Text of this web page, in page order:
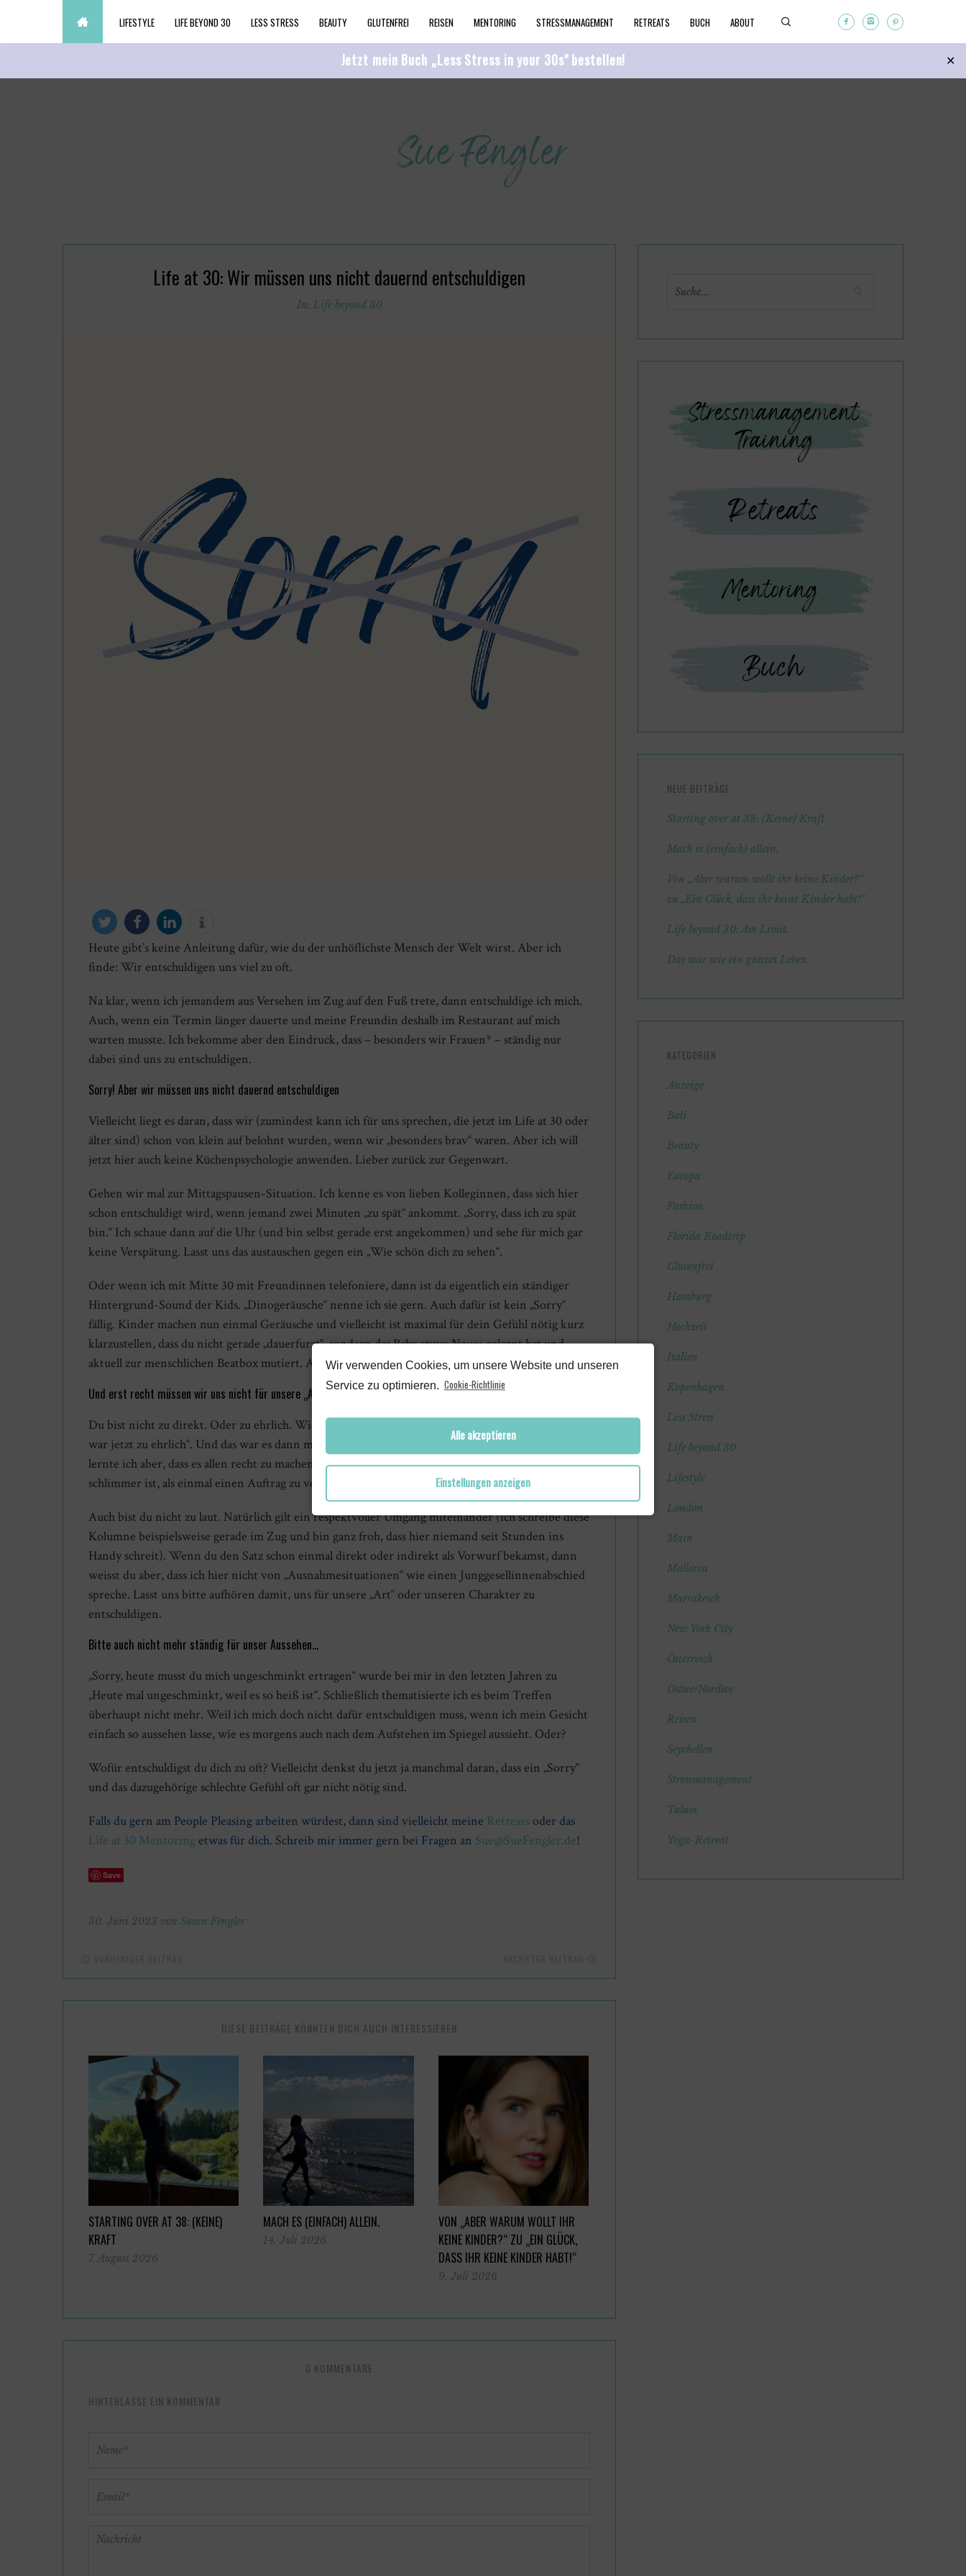
Wir verwenden Cookies, um unsere Website und unseren
Service zu optimieren. Cookie-Richtlinie
Alle akzeptieren
Einstellungen anzeigen
Jetzt mein Buch „Less Stress in your 30s" bestellen! ✕
LIFESTYLE LIFE BEYOND 30 LESS STRESS BEAUTY GLUTENFREI REISEN MENTORING STRESSMANAGEMENT RETREATS BUCH ABOUT Search
Life at 30: Wir müssen uns nicht dauernd entschuldigen
In: Life beyond 30
twittern teilen mitteilen info
Heute gibt’s keine Anleitung dafür, wie du der unhöflichste Mensch der Welt wirst. Aber ich
finde: Wir entschuldigen uns viel zu oft.
Na klar, wenn ich jemandem aus Versehen im Zug auf den Fuß trete, dann entschuldige ich mich.
Auch, wenn ein Termin länger dauerte und meine Freundin deshalb im Restaurant auf mich
warten musste. Ich bekomme aber den Eindruck, dass – besonders wir Frauen* – ständig nur
dabei sind uns zu entschuldigen.
Sorry! Aber wir müssen uns nicht dauernd entschuldigen
Vielleicht liegt es daran, dass wir (zumindest kann ich für uns sprechen, die jetzt im Life at 30 oder
älter sind) schon von klein auf belohnt wurden, wenn wir „besonders brav“ waren. Aber ich will
jetzt hier auch keine Küchenpsychologie anwenden. Lieber zurück zur Gegenwart.
Gehen wir mal zur Mittagspausen-Situation. Ich kenne es von lieben Kolleginnen, dass sich hier
schon entschuldigt wird, wenn jemand zwei Minuten „zu spät“ ankommt. „Sorry, dass ich zu spät
bin.“ Ich schaue dann auf die Uhr (und bin selbst gerade erst angekommen) und sehe für mich gar
keine Verspätung. Lasst uns das austauschen gegen ein „Wie schön dich zu sehen“.
Oder wenn ich mit Mitte 30 mit Freundinnen telefoniere, dann ist da eigentlich ein ständiger
Hintergrund-Sound der Kids. „Dinogeräusche“ nenne ich sie gern. Auch dafür ist kein „Sorry“
fällig. Kinder machen nun einmal Geräusche und vielleicht ist maximal für dein Gefühl nötig kurz
klarzustellen, dass du nicht gerade „dauerfurzt“, sondern das Baby etwas Neues gelernt hat und
aktuell zur menschlichen Beatbox mutiert. Aber davor muss kein „Sorry“.
Und erst recht müssen wir uns nicht für unsere „Art“ entschuldigen
Du bist nicht zu direkt. Oder zu ehrlich. Wie oft ich besonders beruflich schon dachte: „Shit, das
war jetzt zu ehrlich“. Und das war es dann manchmal für mein Gegenüber auch. Mit den Jahren
lernte ich aber, dass es allen recht zu machen und immer alles „wegzulächeln“ für mich viel
schlimmer ist, als einmal einen Auftrag zu verlieren.
Auch bist du nicht zu laut. Natürlich gilt ein respektvoller Umgang miteinander (ich schreibe diese
Kolumne beispielsweise gerade im Zug und bin ganz froh, dass hier niemand seit Stunden ins
Handy schreit). Wenn du den Satz schon einmal direkt oder indirekt als Vorwurf bekamst, dann
weisst du aber, dass ich hier nicht von „Ausnahmesituationen“ wie einen Junggesellinnenabschied
spreche. Lasst uns bitte aufhören damit, uns für unsere „Art“ oder unseren Charakter zu
entschuldigen.
Bitte auch nicht mehr ständig für unser Aussehen…
„Sorry, heute musst du mich ungeschminkt ertragen“ wurde bei mir in den letzten Jahren zu
„Heute mal ungeschminkt, weil es so heiß ist“. Schließlich thematisierte ich es beim Treffen
überhaupt nicht mehr. Weil ich mich doch nicht dafür entschuldigen muss, wenn ich mein Gesicht
einfach so aussehen lasse, wie es morgens auch nach dem Aufstehen im Spiegel aussieht. Oder?
Wofür entschuldigst du dich zu oft? Vielleicht denkst du jetzt ja manchmal daran, dass ein „Sorry“
und das dazugehörige schlechte Gefühl oft gar nicht nötig sind.
Falls du gern am People Pleasing arbeiten würdest, dann sind vielleicht meine Retreats oder das
Life at 30 Mentoring etwas für dich. Schreib mir immer gern bei Fragen an Sue@SueFengler.de!
Save
30. Juni 2023 von Susan Fengler
DIESE BEITRÄGE KÖNNTEN DICH AUCH INTERESSIEREN
STARTING OVER AT 38: (KEINE)
KRAFT
7. August 2026
MACH ES (EINFACH) ALLEIN.
14. Juli 2026
VON „ABER WARUM WOLLT IHR
KEINE KINDER?“ ZU „EIN GLÜCK,
DASS IHR KEINE KINDER HABT!“
9. Juli 2026
0 KOMMENTARE
HINTERLASSE EIN KOMMENTAR
NEUE BEITRÄGE
Starting over at 38: (Keine) Kraft
Mach es (einfach) allein.
Von „Aber warum wollt ihr keine Kinder?“
zu „Ein Glück, dass ihr keine Kinder habt!“
Life beyond 30: Am Limit.
Das war wie ein ganzes Leben.
KATEGORIEN
Anzeige
Bali
Beauty
Europa
Fashion
Florida Roadtrip
Glutenfrei
Hamburg
Hochzeit
Italien
Kopenhagen
Less Stress
Life beyond 30
Lifestyle
London
Main
Mallorca
Marrakesch
New York City
Österreich
Ostsee/Nordsee
Reisen
Seychellen
Stressmanagement
Tulum
Yoga-Retreat